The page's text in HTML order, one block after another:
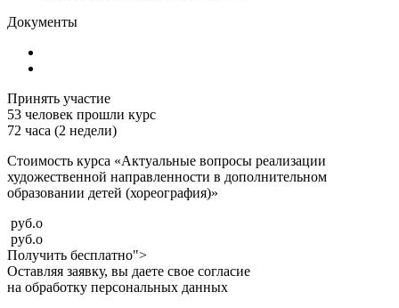
Документы
Принять участие
53 человек прошли курс
72 часа (2 недели)
Стоимость курса «Актуальные вопросы реализации
художественной направленности в дополнительном
образовании детей (хореография)»
руб.o
руб.o
Получить бесплатно">
Оставляя заявку, вы даете свое согласие
на обработку персональных данных